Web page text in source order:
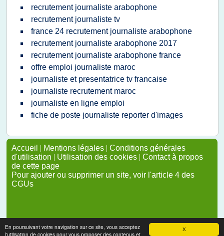
X
En poursuivant votre navigation sur ce site, vous acceptez
l'utilisation de cookies pour vous proposer des contenus et
recrutement journaliste arabophone
recrutement journaliste tv
france 24 recrutement journaliste arabophone
recrutement journaliste arabophone 2017
recrutement journaliste arabophone france
offre emploi journaliste maroc
journaliste et presentatrice tv francaise
journaliste recrutement maroc
journaliste en ligne emploi
fiche de poste journaliste reporter d'images
Accueil | Mentions légales | Conditions générales
d'utilisation | Utilisation des cookies | Contact à propos
de cette page
Pour ajouter ou supprimer un site, voir l'article 4 des
CGUs